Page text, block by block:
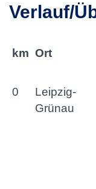
Verlauf/
km Ort
0
Leipzig-
Grünau